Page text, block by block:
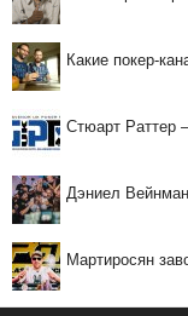
Какие покер-
Стюарт Раттер
Дэниел
Мартиросян